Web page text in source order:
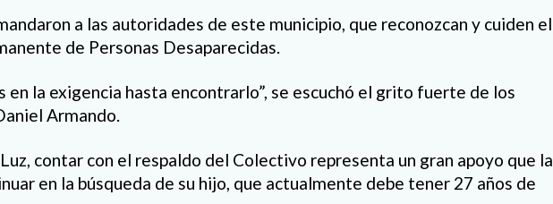
a las autoridades de este municipio, que reconozcan y cuiden el
de Personas Desaparecidas.
en la exigencia hasta encontrarlo”, se escuchó el grito fuerte de los
Armando.
contar con el respaldo del Colectivo representa un gran apoyo que la
en la búsqueda de su hijo, que actualmente debe tener 27 años de